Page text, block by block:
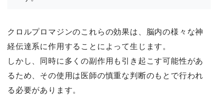
クロルプロマジンのこれらの効果は、脳内の様々な神
経伝達系に作用することによって生じます。
しかし、同時に多くの副作用も引き起こす可能性があ
るため、その使用は医師の慎重な判断のもとで行われ
る必要があります。